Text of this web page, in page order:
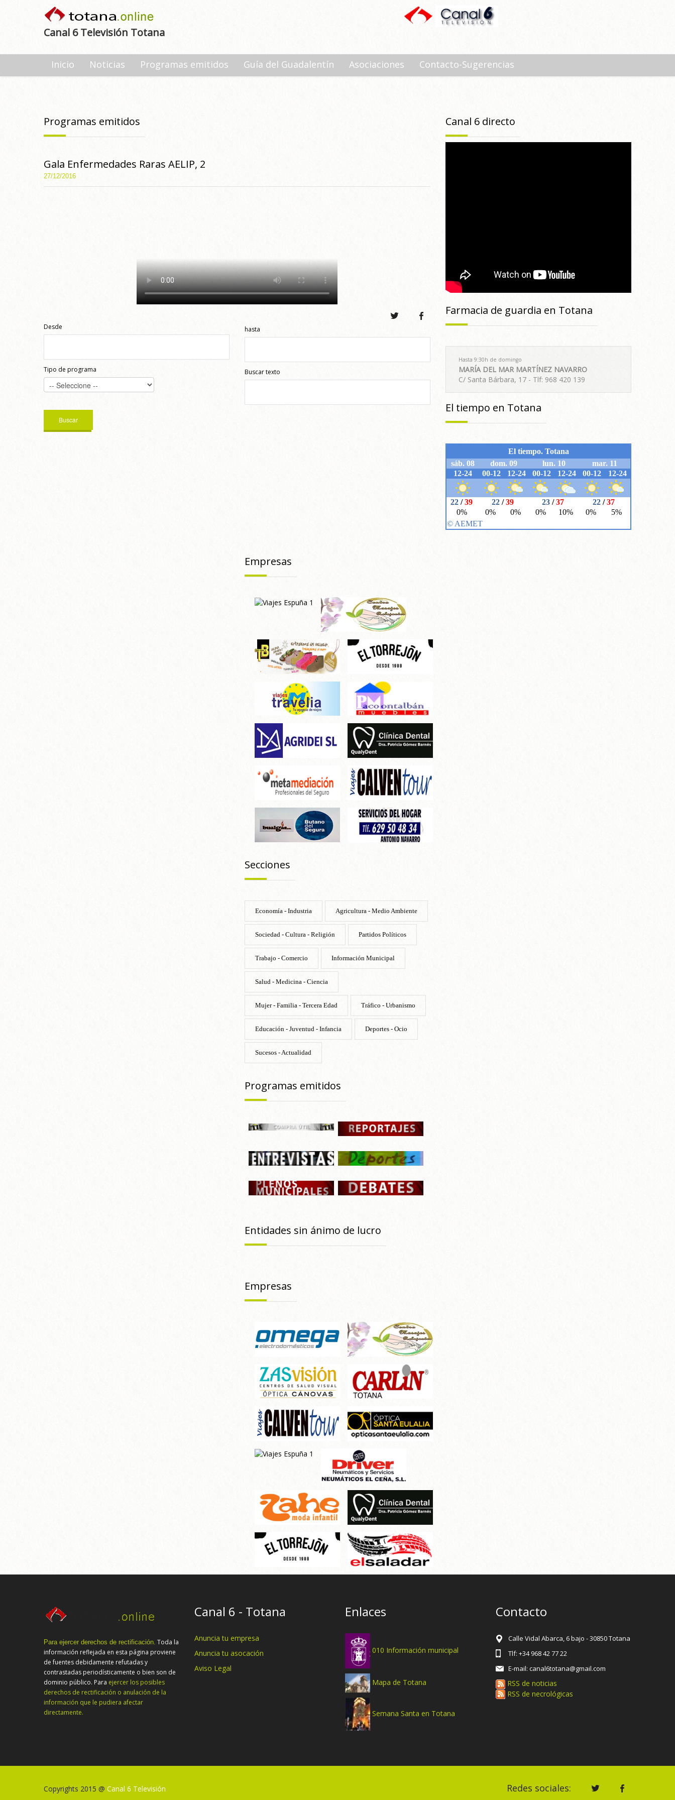
Canal 6 Televisión Totana
Inicio Noticias Programas emitidos Guía del Guadalentín Asociaciones Contacto-Sugerencias
Programas emitidos
Gala Enfermedades Raras AELIP, 2
27/12/2016
Desde
Tipo de programa
hasta
Buscar texto
Canal 6 directo
Farmacia de guardia en Totana
Hasta 9:30h de domingo
MARÍA DEL MAR MARTÍNEZ NAVARRO
C/ Santa Bárbara, 17 - Tlf: 968 420 139
El tiempo en Totana
Empresas
Secciones
Economía - Industria Agricultura - Medio Ambiente
Sociedad - Cultura - Religión Partidos Políticos
Trabajo - Comercio Información Municipal
Salud - Medicina - Ciencia
Mujer - Familia - Tercera Edad Tráfico - Urbanismo
Educación - Juventud - Infancia Deportes - Ocio
Sucesos - Actualidad
Programas emitidos
Entidades sin ánimo de lucro
Empresas
Para ejercer derechos de rectificación. Toda la
información reflejada en esta página proviene
de fuentes debidamente refutadas y
contrastadas periodísticamente o bien son de
dominio público. Para ejercer los posibles
derechos de rectificación o anulación de la
información que le pudiera afectar
directamente.
Canal 6 - Totana
Anuncia tu empresa
Anuncia tu asocación
Aviso Legal
Enlaces
010 Información municipal
Mapa de Totana
Semana Santa en Totana
Contacto
Calle Vidal Abarca, 6 bajo - 30850 Totana
Tlf: +34 968 42 77 22
E-mail: canal6totana@gmail.com
RSS de noticias
RSS de necrológicas
Copyrights 2015 @ Canal 6 Televisión Redes sociales: